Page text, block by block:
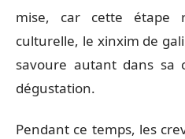
mise, car cette étape
culturelle, le xinxim de
savoure autant dans sa
dégustation.
Pendant ce temps, les